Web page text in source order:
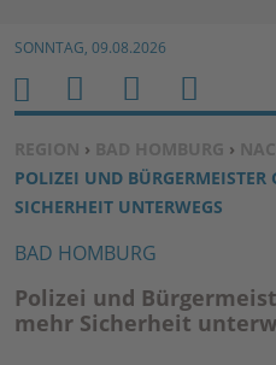
Zum Inhalt
SONNTAG, 09.08.2026
SIE BEFINDEN SICH HIER:
REGION › BAD HOMBURG ›
POLIZEI UND
SICHERHEIT UNTERWEGS
BAD HOMBURG
Polizei und
mehr Sicherheit
H
O
M
E
M
E
N
U
S
U
C
H
E
N
B
E
N
U
E
R